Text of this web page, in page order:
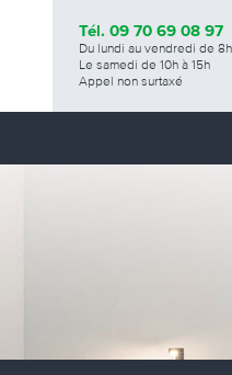
Tél. 09 70 69 08 97
Du lundi au vendredi de
Le samedi de 10h à 15h
Appel non surtaxé